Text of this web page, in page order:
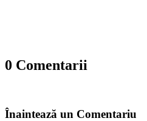
0 Comentarii
Înaintează un Comentariu